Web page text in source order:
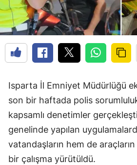
Isparta İl Emniyet Müdürlüğü
son bir haftada polis
kapsamlı denetimler
genelinde yapılan
vatandaşların hem de
bir çalışma yürütüldü.